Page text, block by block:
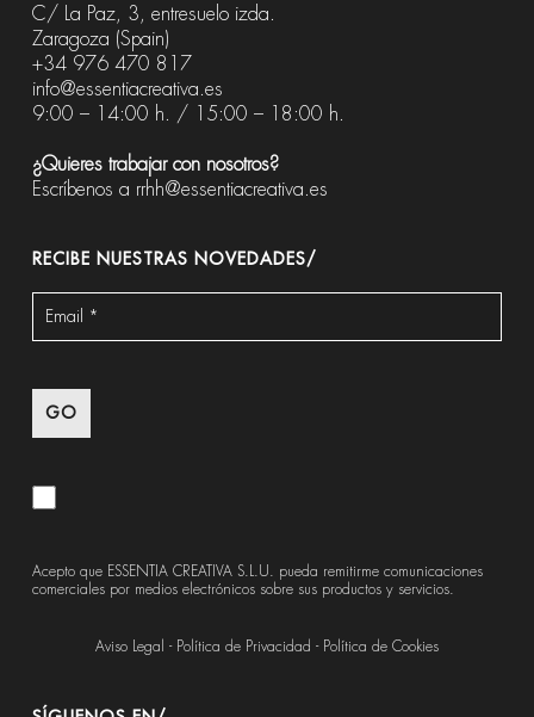
C/ La Paz, 3, entresuelo izda.
Zaragoza (Spain)
+34 976 470 817
info@essentiacreativa.es
9:00 – 14:00 h. / 15:00 – 18:00 h.
¿Quieres trabajar con nosotros?
Escríbenos a rrhh@essentiacreativa.es
RECIBE NUESTRAS NOVEDADES/
Acepto que ESSENTIA CREATIVA S.L.U. pueda remitirme comunicaciones
comerciales por medios electrónicos sobre sus productos y servicios.
Aviso Legal - Política de Privacidad - Política de Cookies